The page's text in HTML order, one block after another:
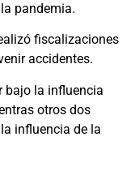
pandemia.
fiscalizaciones
accidentes.
bajo la influencia
otros dos
influencia de la